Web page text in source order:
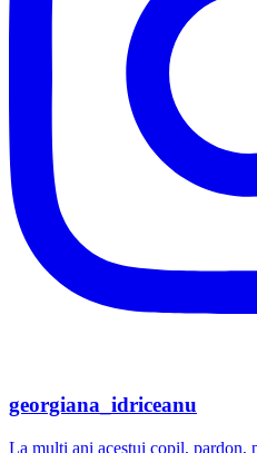
georgiana_idriceanu
La mulți ani acestui copil, pardon,